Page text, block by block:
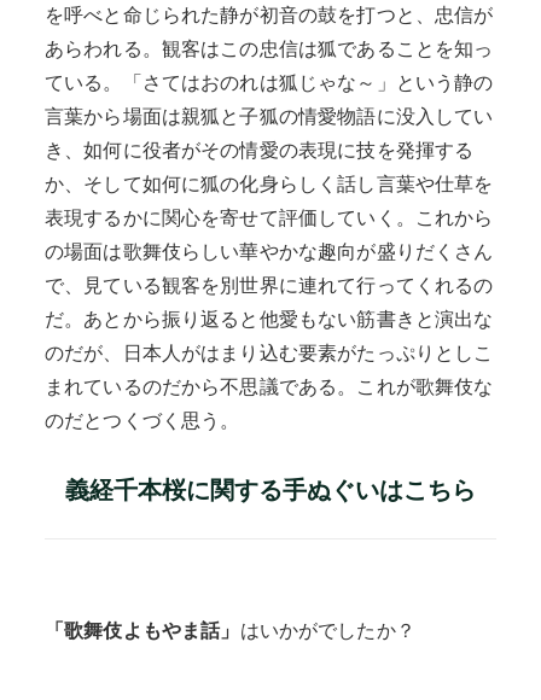
を呼べと命じられた静が初音の鼓を打つと、忠信が
あらわれる。観客はこの忠信は狐であることを知っ
ている。「さてはおのれは狐じゃな～」という静の
言葉から場面は親狐と子狐の情愛物語に没入してい
き、如何に役者がその情愛の表現に技を発揮する
か、そして如何に狐の化身らしく話し言葉や仕草を
表現するかに関心を寄せて評価していく。これから
の場面は歌舞伎らしい華やかな趣向が盛りだくさん
で、見ている観客を別世界に連れて行ってくれるの
だ。あとから振り返ると他愛もない筋書きと演出な
のだが、日本人がはまり込む要素がたっぷりとしこ
まれているのだから不思議である。これが歌舞伎な
のだとつくづく思う。
義経千本桜に関する手ぬぐいはこちら
「歌舞伎よもやま話」 はいかがでしたか？